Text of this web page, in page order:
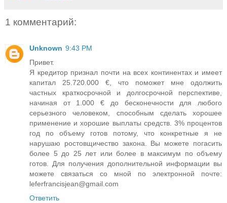
1 комментарий:
Unknown 9:43 PM
Привет.
Я кредитор признал почти на всех континентах и имеет
капитал 25.720.000 €, что поможет мне одолжить
частных краткосрочной и долгосрочной перспективе,
начиная от 1.000 € до бесконечности для любого
серьезного человеком, способным сделать хорошее
применение и хорошие выплаты средств. 3% процентов
год по объему готов потому, что конкретные я не
нарушаю ростовщичество закона. Вы можете погасить
более 5 до 25 лет или более в максимум по объему
готов. Для получения дополнительной информации вы
можете связаться со мной по электронной почте:
leferfrancisjean@gmail.com
Ответить